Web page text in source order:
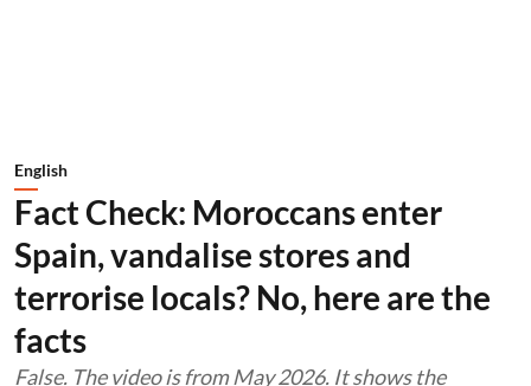
English
Fact Check: Moroccans enter
Spain, vandalise stores and
terrorise locals? No, here are the
facts
False. The video is from May 2026. It shows the